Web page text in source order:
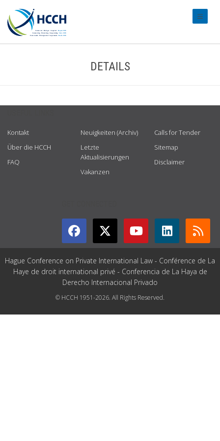
DETAILS
Kontakt
Über die HCCH
FAQ
Neuigkeiten (Archiv)
Letzte
Aktualisierungen
Vakanzen
Calls for Tender
Sitemap
Disclaimer
Hague Conference on Private International Law - Conférence de La
Haye de droit international privé - Conferencia de La Haya de
Derecho Internacional Privado
© HCCH 1951-2026. All Rights Reserved.